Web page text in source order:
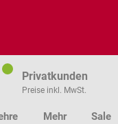
Privatkunden
Preise inkl. MwSt.
Mehr Sale